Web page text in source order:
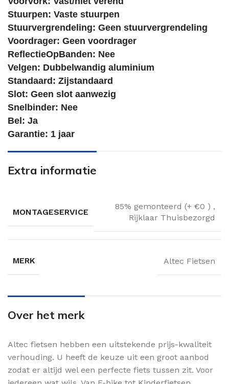
Stuurpen: Vaste stuurpen
Stuurvergrendeling: Geen stuurvergrendeling
Voordrager: Geen voordrager
ReflectieOpBanden: Nee
Velgen: Dubbelwandig aluminium
Standaard: Zijstandaard
Slot: Geen slot aanwezig
Snelbinder: Nee
Bel: Ja
Garantie: 1 jaar
Extra informatie
MONTAGESERVICE
85% gemonteerd (+ €0 ) ,
Rijklaar Thuisbezorgd
MERK Altec Fietsen
Over het merk
Altec fietsen hebben een uitstekende prijs-kwaliteit
verhouding. U heeft de keuze uit een groot aanbod
zodat er altijd wel een perfecte fiets tussen zit. Voor